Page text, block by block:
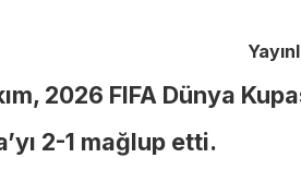
2026 FIFA Dünya
2-1 mağlup etti.